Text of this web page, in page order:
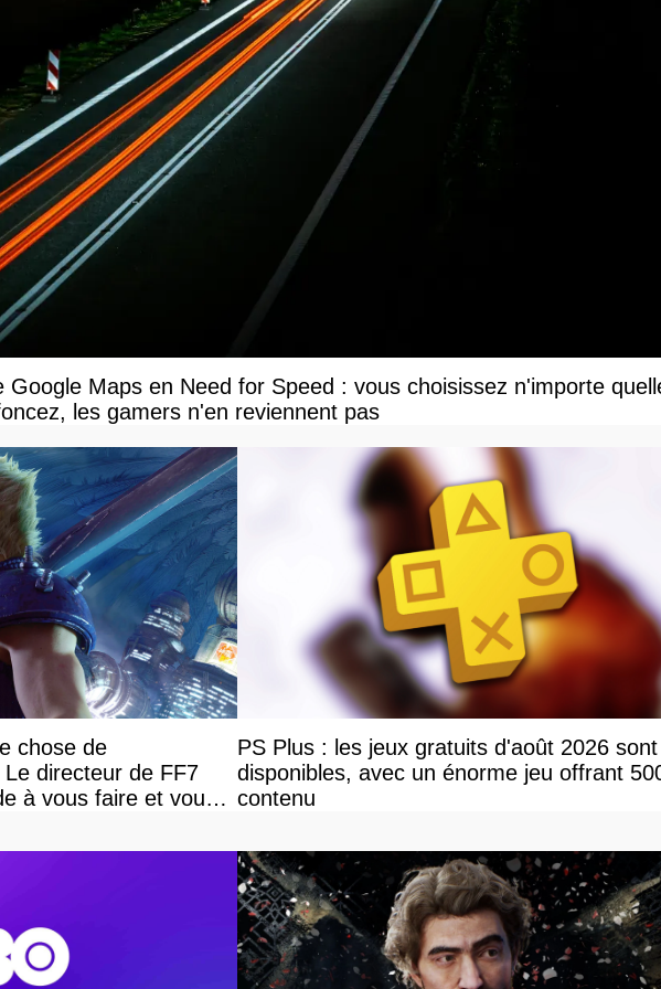
Maps en Need for Speed : vous choisissez n'importe
les gamers n'en reviennent pas
chose de
directeur de FF7
à vous faire et vous
PS Plus : les jeux gratuits d'août 2026 sont
disponibles, avec un énorme jeu offrant
contenu